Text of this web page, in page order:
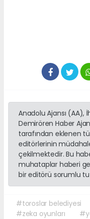
Anadolu Ajansı (AA),
Demirören Haber
tarafından eklenen
editörlerinin
çekilmektedir. Bu
muhataplar haberi
bir editörü sorumlu
#toroslar belediyesi
#zeka oyunları